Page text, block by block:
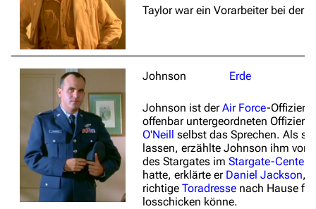
Taylor war ein Vorarbeiter bei der
Johnson Erde
Johnson ist derAir Force-Offizier,
offenbar untergeordneten Offizier
O'Neill selbst das Sprechen. Als
lassen, erzählte Johnson ihm
des Stargates im Stargate-Center
hatte, erklärte er Daniel Jackson,
richtige Toradresse nach Hause
losschicken könne.